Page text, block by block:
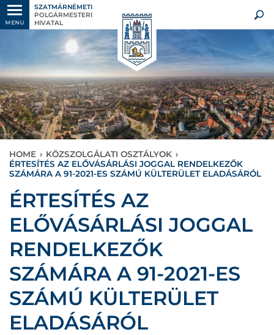
MENU
SZATMÁRNÉMETI
POLGÁRMESTERI
HIVATAL
HOME › KÖZSZOLGÁLATI OSZTÁLYOK ›
ÉRTESÍTÉS AZ ELŐVÁSÁRLÁSI JOGGAL RENDELKEZŐK
SZÁMÁRA A 91-2021-ES SZÁMÚ KÜLTERÜLET ELADÁSÁRÓL
ÉRTESÍTÉS AZ
ELŐVÁSÁRLÁSI JOGGAL
RENDELKEZŐK
SZÁMÁRA A 91-2021-ES
SZÁMÚ KÜLTERÜLET
ELADÁSÁRÓL